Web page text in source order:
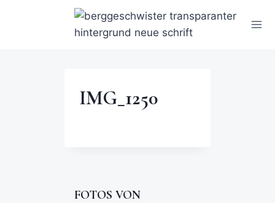
IMG_1250
FOTOS VON